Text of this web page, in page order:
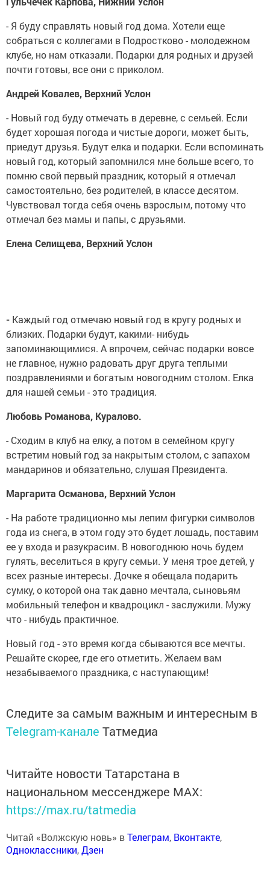
- Я буду справлять новый год дома. Хотели еще
собраться с коллегами в Подростково - молодежном
клубе, но нам отказали. Подарки для родных и друзей
почти готовы, все они с приколом.
Андрей Ковалев, Верхний Услон
- Новый год буду отмечать в деревне, с семьей. Если
будет хорошая погода и чистые дороги, может быть,
приедут друзья. Будут елка и подарки. Если вспоминать
новый год, который запомнился мне больше всего, то
помню свой первый праздник, который я отмечал
самостоятельно, без родителей, в классе десятом.
Чувствовал тогда себя очень взрослым, потому что
отмечал без мамы и папы, с друзьями.
Елена Селищева, Верхний Услон
- Каждый год отмечаю новый год в кругу родных и
близких. Подарки будут, какими- нибудь
запоминающимися. А впрочем, сейчас подарки вовсе
не главное, нужно радовать друг друга теплыми
поздравлениями и богатым новогодним столом. Елка
для нашей семьи - это традиция.
Любовь Романова, Куралово.
- Сходим в клуб на елку, а потом в семейном кругу
встретим новый год за накрытым столом, с запахом
мандаринов и обязательно, слушая Президента.
Маргарита Османова, Верхний Услон
- На работе традиционно мы лепим фигурки символов
года из снега, в этом году это будет лошадь, поставим
ее у входа и разукрасим. В новогоднюю ночь будем
гулять, веселиться в кругу семьи. У меня трое детей, у
всех разные интересы. Дочке я обещала подарить
сумку, о которой она так давно мечтала, сыновьям
мобильный телефон и квадроцикл - заслужили. Мужу
что - нибудь практичное.
Новый год - это время когда сбываются все мечты.
Решайте скорее, где его отметить. Желаем вам
незабываемого праздника, с наступающим!
Следите за самым важным и интересным в
Telegram-канале Татмедиа
Читайте новости Татарстана в
национальном мессенджере MАХ:
https://max.ru/tatmedia
Читай «Волжскую новь» вТелеграм, Вконтакте,
Одноклассники,Дзен